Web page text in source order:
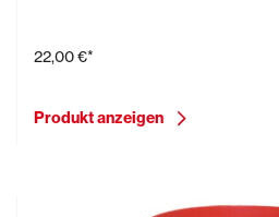
22,00 €*
Produkt anzeigen